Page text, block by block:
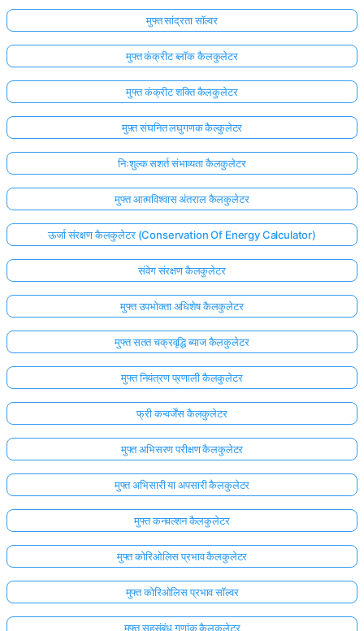
मुफ्त सांद्रता सॉल्वर
मुफ्त कंक्रीट ब्लॉक कैलकुलेटर
मुफ्त कंक्रीट शक्ति कैलकुलेटर
मुफ़्त संघनित लघुगणक कैल्कुलेटर
निःशुल्क सशर्त संभाव्यता कैलकुलेटर
मुफ्त आत्मविश्वास अंतराल कैलकुलेटर
ऊर्जा संरक्षण कैलकुलेटर (Conservation Of Energy Calculator)
संवेग संरक्षण कैलकुलेटर
मुफ्त उपभोक्ता अधिशेष कैलकुलेटर
मुफ्त सतत चक्रवृद्धि ब्याज कैलकुलेटर
मुफ्त नियंत्रण प्रणाली कैलकुलेटर
फ्री कन्वर्जेंस कैलकुलेटर
मुफ्त अभिसरण परीक्षण कैलकुलेटर
मुफ्त अभिसारी या अपसारी कैलकुलेटर
मुफ्त कनवल्शन कैलकुलेटर
मुफ्त कोरिओलिस प्रभाव कैलकुलेटर
मुफ्त कोरिओलिस प्रभाव सॉल्वर
मुफ्त सहसंबंध गुणांक कैलकुलेटर